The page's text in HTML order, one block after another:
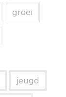
groei
jeugd